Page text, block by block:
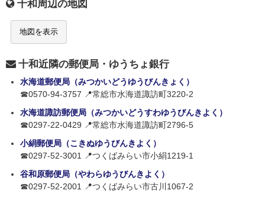
十和周辺の地図
地図を表示
十和近隣の郵便局・ゆうちょ銀行
水海道郵便局（みつかいどうゆうびんきょく）
☎0570-94-3757 📍常総市水海道諏訪町3220-2
水海道諏訪郵便局（みつかいどうすわゆうびんきよく）
☎0297-22-0429 📍常総市水海道諏訪町2796-5
小絹郵便局（こきぬゆうびんきよく）
☎0297-52-3001 📍つくばみらい市小絹1219-1
谷和原郵便局（やわらゆうびんきよく）
☎0297-52-2001 📍つくばみらい市古川1067-2